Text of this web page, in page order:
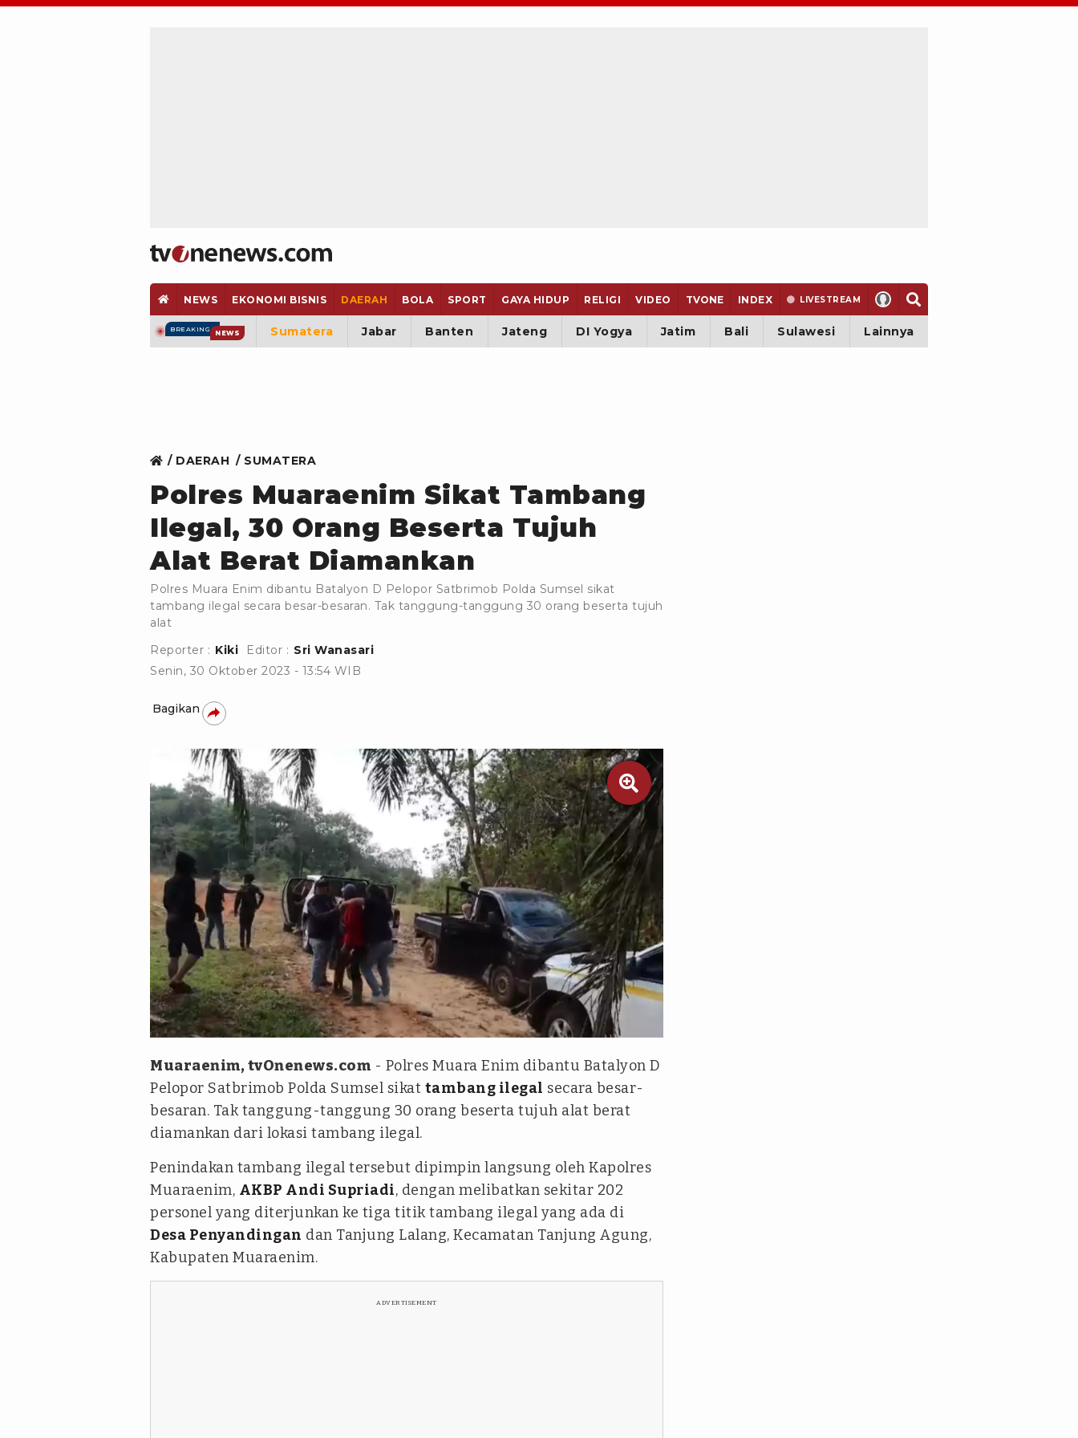
NEWS EKONOMI BISNIS DAERAH BOLA SPORT GAYA HIDUP RELIGI VIDEO TVONE INDEX LIVESTREAM
BREAKING NEWS Sumatera Jabar Banten Jateng DI Yogya Jatim Bali Sulawesi Lainnya
DAERAH SUMATERA
Polres Muaraenim Sikat Tambang
Ilegal, 30 Orang Beserta Tujuh
Alat Berat Diamankan
Polres Muara Enim dibantu Batalyon D Pelopor Satbrimob Polda Sumsel sikat
tambang ilegal secara besar-besaran. Tak tanggung-tanggung 30 orang beserta tujuh
alat
Reporter : Kiki Editor : Sri Wanasari
Senin, 30 Oktober 2023 - 13:54 WIB
Bagikan

Tim tvOne/Kiki Habibi
Muaraenim, tvOnenews.com - Polres Muara Enim dibantu Batalyon D
Pelopor Satbrimob Polda Sumsel sikat tambang ilegal secara besar-
besaran. Tak tanggung-tanggung 30 orang beserta tujuh alat berat
diamankan dari lokasi tambang ilegal.
Penindakan tambang ilegal tersebut dipimpin langsung oleh Kapolres
Muaraenim, AKBP Andi Supriadi, dengan melibatkan sekitar 202
personel yang diterjunkan ke tiga titik tambang ilegal yang ada di
Desa Penyandingan dan Tanjung Lalang, Kecamatan Tanjung Agung,
Kabupaten Muaraenim.
ADVERTISEMENT